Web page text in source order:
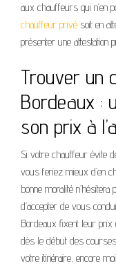
aux chauffeurs qui n’en
chauffeur privé soit en
présenter une attestation
Trouver un
Bordeaux :
son prix à
Si votre chauffeur évite
vous feriez mieux d’en
bonne moralité
d’accepter de vous
Bordeaux fixent leur prix
dès le début des
votre itinéraire, encore